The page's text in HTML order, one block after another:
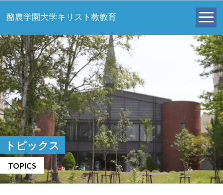
酪農学園大学キリスト教教育
トピックス
TOPICS